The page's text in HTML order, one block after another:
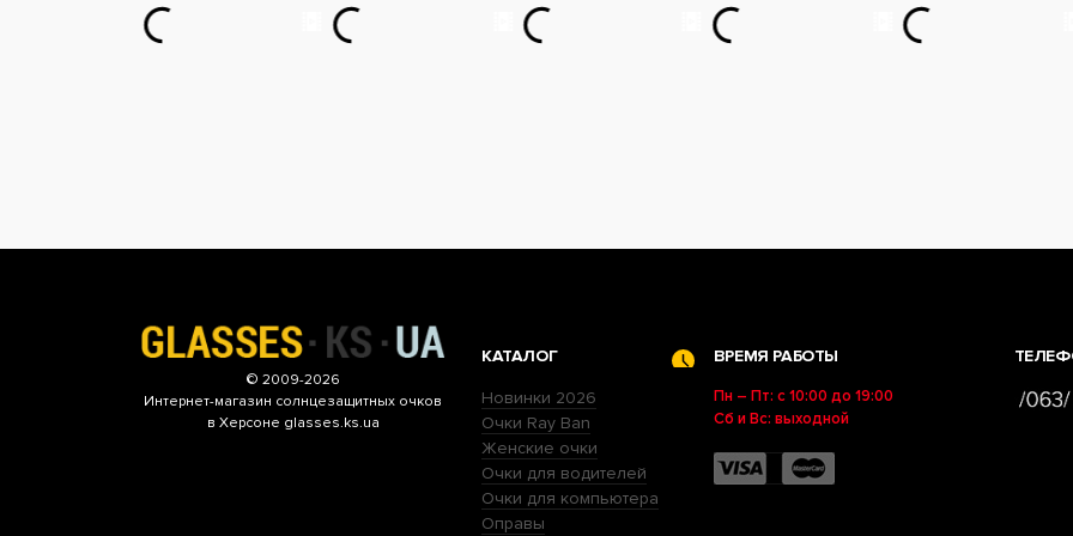
© 2009-2026
Интернет-магазин солнцезащитных очков
в Херсоне glasses.ks.ua
КАТАЛОГ
Новинки 2026
Очки Ray Ban
Женские очки
Очки для водителей
Очки для компьютера
Оправы
ВРЕМЯ РАБОТЫ
Пн – Пт: с 10:00 до 19:00
Сб и Вс: выходной